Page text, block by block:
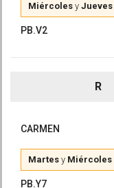
Miércoles y Jueves
PB.V2
R
CARMEN
Martes y Miércoles
PB.Y7